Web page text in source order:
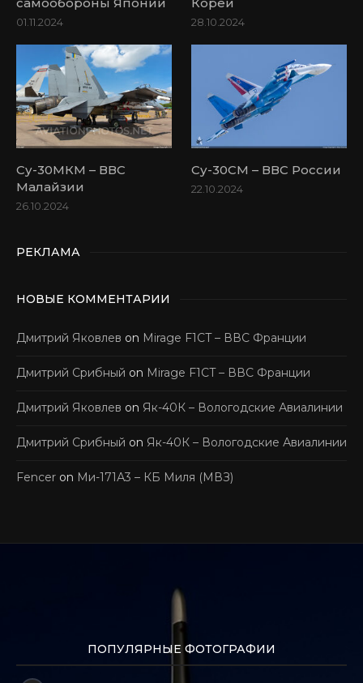
01.11.2024 28.10.2024
Су-30МКМ – ВВС
Малайзии
26.10.2024
Су-30СМ – ВВС России
22.10.2024
РЕКЛАМА
НОВЫЕ КОММЕНТАРИИ
Дмитрий Яковлев on Mirage F1CT – ВВС Франции
Дмитрий Срибный on Mirage F1CT – ВВС Франции
Дмитрий Яковлев on Як-40К – Вологодские Авиалинии
Дмитрий Срибный on Як-40К – Вологодские Авиалинии
Fencer on Ми-171А3 – КБ Миля (МВЗ)
ПОПУЛЯРНЫЕ ФОТОГРАФИИ